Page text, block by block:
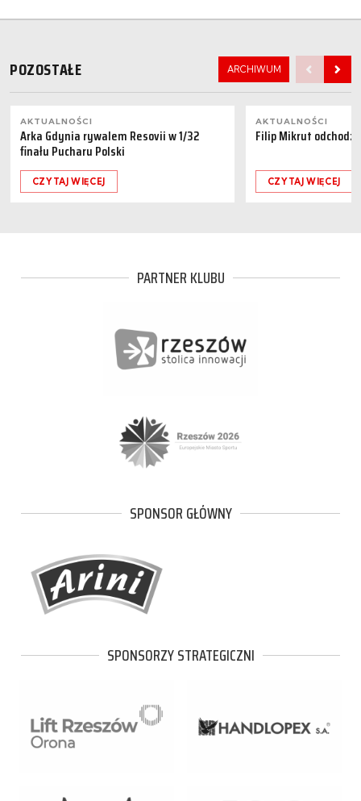
POZOSTAŁE ARCHIWUM
AKTUALNOŚCI
Arka Gdynia rywalem Resovii w 1/32
finału Pucharu Polski
CZYTAJ WIĘCEJ
AKTUALNOŚCI
Filip Mikrut
CZYTAJ WIĘCEJ
PARTNER KLUBU
SPONSOR GŁÓWNY
SPONSORZY STRATEGICZNI